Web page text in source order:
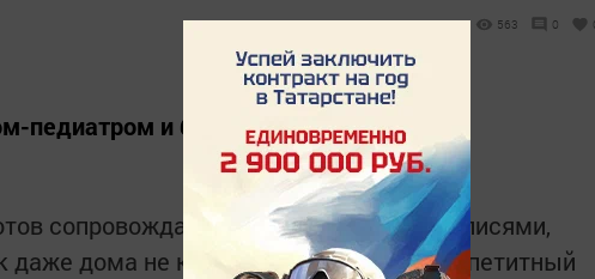
563 0
педиатром и блогером.
сопровождает оптимистичными надписями,
даже дома не кормили», а на видео – аппетитный